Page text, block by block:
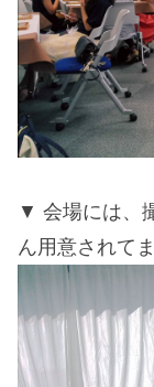
会場には、
ん用意されて